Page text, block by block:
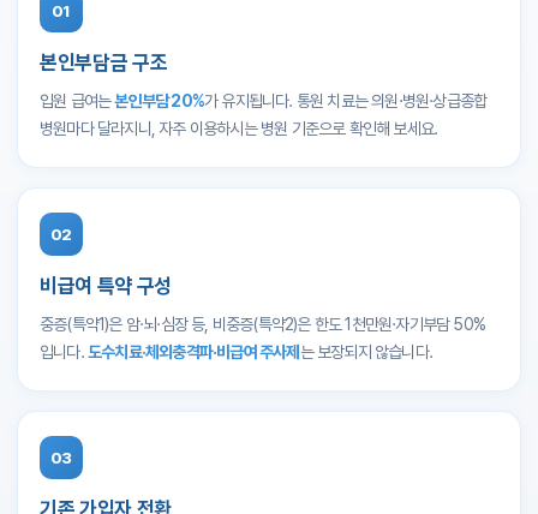
01
본인부담금 구조
입원 급여는본인부담 20%가 유지됩니다. 통원 치료는 의원·병원·상급종합
병원마다 달라지니, 자주 이용하시는 병원 기준으로 확인해 보세요.
02
비급여 특약 구성
중증(특약1)은 암·뇌·심장 등, 비중증(특약2)은 한도 1천만원·자기부담 50%
입니다.도수치료·체외충격파·비급여 주사제 는 보장되지 않습니다.
03
기존 가입자 전환